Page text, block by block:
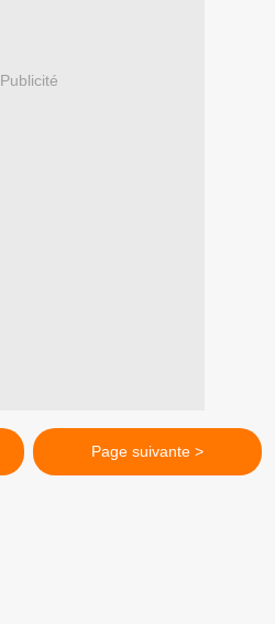
Publicité
Page suivante >